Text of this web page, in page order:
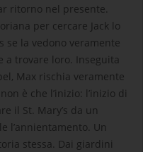
ritorno nel presente.
per cercare Jack lo
se la vedono veramente
a trovare loro. Inseguita
Max rischia veramente
è che l’inizio: l’inizio di
il St. Mary’s da un
l’annientamento. Un
stessa. Dai giardini